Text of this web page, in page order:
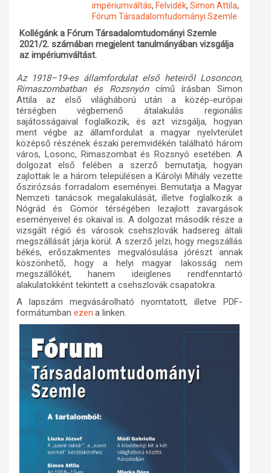
Műhelymunkák
impériumváltás, Felvidék, Simon Attila,
Fórum Társadalomtudományi Szemle
Kollégánk a Fórum Társadalomtudományi Szemle
2021/2. számában megjelent tanulmányában vizsgálja
az impériumváltást.
Az 1918–19-es államfordulat első heteiről Losoncon,
Rimaszombatban és Rozsnyóncímű írásban Simon
Attila az első világháború után a közép-európai
térségben végbemenő átalakulás regionális
sajátosságaival foglalkozik, és azt vizsgálja, hogyan
ment végbe az államfordulat a magyar nyelvterület
középső részének északi peremvidékén található három
város, Losonc, Rimaszombat és Rozsnyó esetében. A
dolgozat első felében a szerző bemutatja, hogyan
zajlottak le a három településen a Károlyi Mihály vezette
őszirózsás forradalom eseményei. Bemutatja a Magyar
Nemzeti tanácsok megalakulását, illetve foglalkozik a
Nógrád és Gömör térségében lezajlott zavargások
eseményeivel és okaival is. A dolgozat második része a
vizsgált régió és városok csehszlovák hadsereg általi
megszállását járja körül. A szerző jelzi, hogy megszállás
békés, erőszakmentes megvalósulása jórészt annak
köszönhető, hogy a helyi magyar lakosság nem
megszállókét, hanem ideiglenes rendfenntartó
alakulatokként tekintett a csehszlovák csapatokra.
A lapszám megvásárolható nyomtatott, illetve PDF-
formátumban ezen a linken.